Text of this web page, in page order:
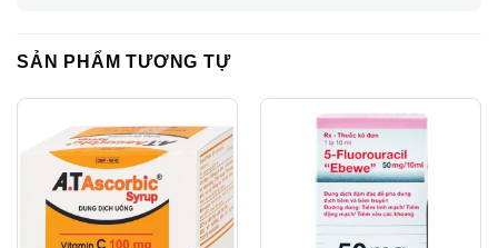
SẢN PHẨM TƯƠNG TỰ